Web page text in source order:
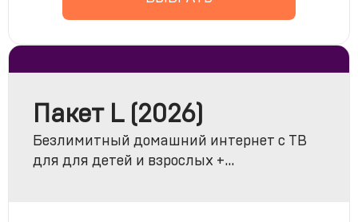
Пакет L (2026)
Безлимитный домашний интернет с ТВ
для для детей и взрослых +